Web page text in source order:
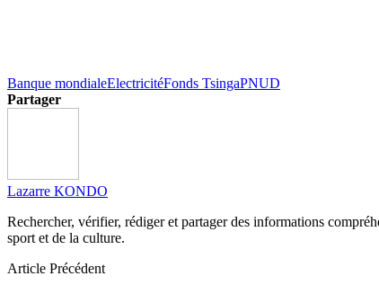
Banque mondialeElectricitéFonds TsingaPNUD
Partager
Lazarre KONDO
Rechercher, vérifier, rédiger et partager des informations
sport et de la culture.
Article Précédent